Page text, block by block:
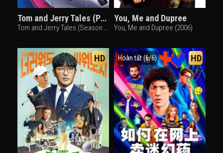
Tom and Jerry Tales (Phần 1)
Tom and Jerry Tales (Season 1) (2006)
You, Me and Dupree
You, Me and Dupree (2006)
HD Hoàn tất (6/6) HD